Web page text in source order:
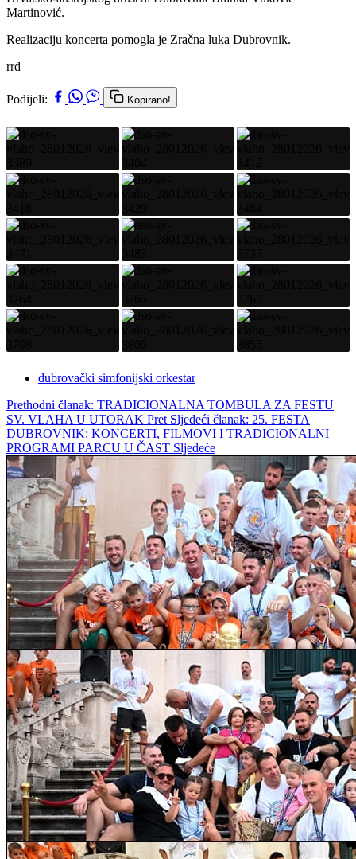
Martinović.
Realizaciju koncerta pomogla je Zračna luka Dubrovnik.
rrd
Podijeli: Kopirano!
dubrovački simfonijski orkestar
Prethodni članak: TRADICIONALNA TOMBULA ZA FESTU
SV. VLAHA U UTORAK Pret Sljedeći članak: 25. FESTA
DUBROVNIK: KONCERTI, FILMOVI I TRADICIONALNI
PROGRAMI PARCU U ČAST Sljedeće